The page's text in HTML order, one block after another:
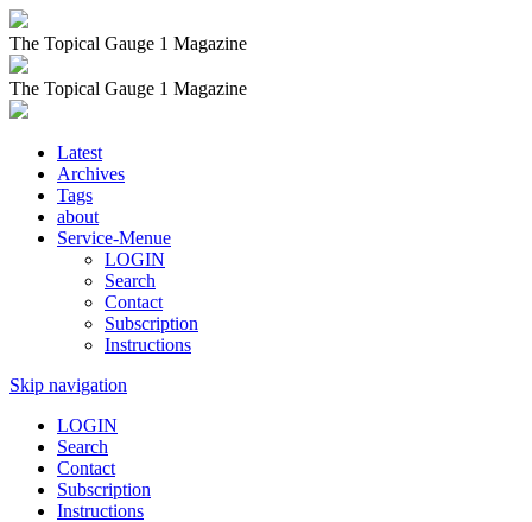
The Topical Gauge 1 Magazine
The Topical Gauge 1 Magazine
Latest
Archives
Tags
about
Service-Menue
LOGIN
Search
Contact
Subscription
Instructions
Skip navigation
LOGIN
Search
Contact
Subscription
Instructions